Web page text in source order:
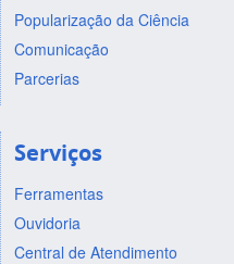
Popularização da Ciência
Comunicação
Parcerias
Serviços
Ferramentas
Ouvidoria
Central de Atendimento